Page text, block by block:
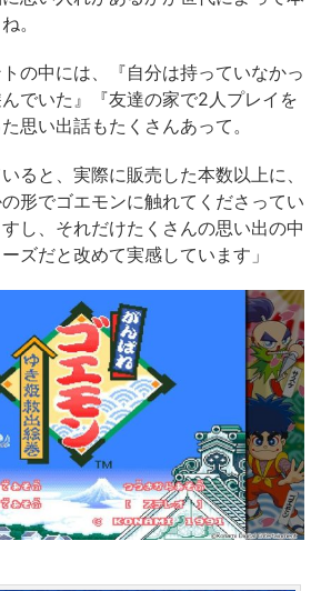
。
の中には、『自分は持っていなかっ
でいた』『友達の家で2人プレイを
思い出話もたくさんあって。
ると、実際に販売した本数以上に、
形でゴエモンに触れてくださってい
し、それだけたくさんの思い出の中
ズだと改めて実感しています」